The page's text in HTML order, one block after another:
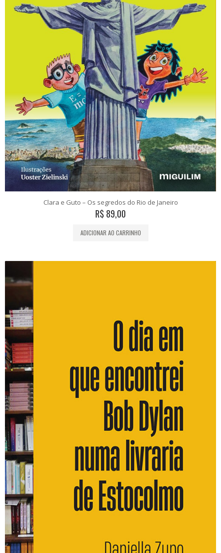
Clara e Guto – Os segredos do Rio de Janeiro
R$ 89,00
ADICIONAR AO CARRINHO